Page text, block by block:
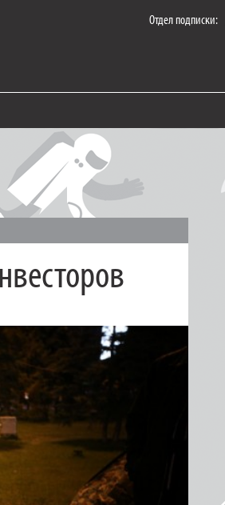
Отдел подписки: